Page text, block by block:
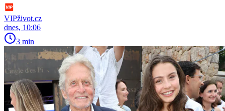
VIPživot.cz
dnes, 10:06
3 min